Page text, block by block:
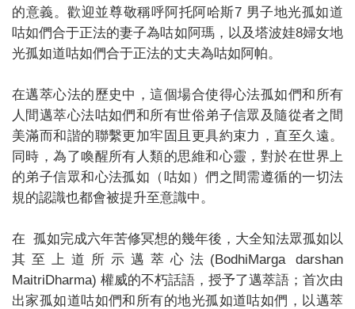
的意義。歡迎並尊敬稱呼阿托阿哈斯7 男子地光孤如道
咕如們合于正法的妻子為咕如阿瑪，以及塔波娃8婦女地
光孤如道咕如們合于正法的丈夫為咕如阿帕。
在邁萃心法的歷史中，這個場合使得心法孤如們和所有
人間邁萃心法咕如們和所有世俗弟子信眾及隨從者之間
美滿而和諧的聯繫更加牢固且更具約束力，直至久遠。
同時，為了喚醒所有人類的思維和心靈，對於在世界上
的弟子信眾和心法孤如（咕如）們之間需遵循的一切法
規的認識也都會被提升至意識中。
在 孤如完成六年苦修冥想的幾年後，大全知法眾孤如以
其至上道所示邁萃心法(BodhiMarga darshan
MaitriDharma) 權威的不朽話語，授予了邁萃語；首次由
出家孤如道咕如們和所有的地光孤如道咕如們，以邁萃